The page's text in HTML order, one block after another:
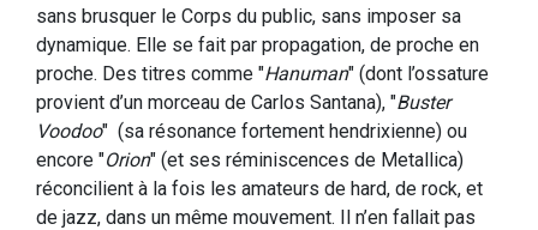
sans brusquer le Corps du public, sans imposer sa
dynamique. Elle se fait par propagation, de proche en
proche. Des titres comme "Hanuman" (dont l’ossature
provient d’un morceau de Carlos Santana), "Buster
Voodoo" (sa résonance fortement hendrixienne) ou
encore "Orion" (et ses réminiscences de Metallica)
réconcilient à la fois les amateurs de hard, de rock, et
de jazz, dans un même mouvement. Il n’en fallait pas